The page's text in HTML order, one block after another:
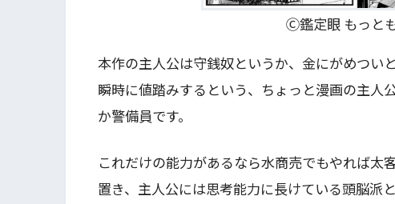
Ⓒ鑑定眼 もっと
本作の主人公は守銭奴というか、金にがめつ
瞬時に値踏みするという、ちょっと漫画の主人
か警備員です。
これだけの能力があるなら水商売でもやれば太
置き、主人公には思考能力に長けている頭脳派